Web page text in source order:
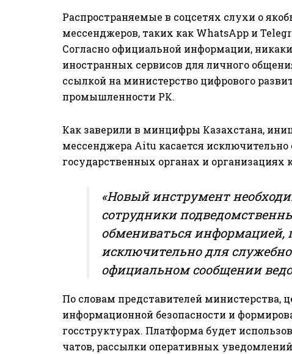
Распространяемые в соцсетях слухи о
мессенджеров, таких как WhatsApp и
Согласно официальной информации,
иностранных сервисов для личного
ссылкой на министерство цифрового
промышленности РК.
Как заверили в минцифры Казахстана,
мессенджера Aitu касается
государственных органах и организациях
«Новый инструмент
сотрудники
обмениваться информацией,
исключительно для
официальном сообщении
По словам представителей министерства,
информационной безопасности и
госструктурах. Платформа будет
чатов, рассылки оперативных